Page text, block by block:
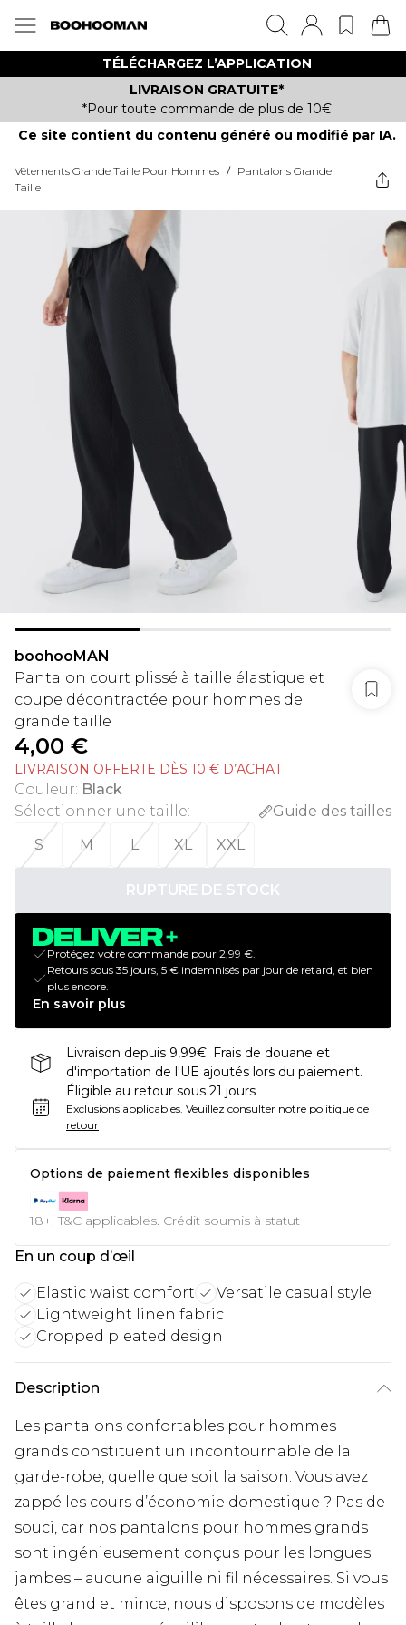
TÉLÉCHARGEZ L’APPLICATION
LIVRAISON GRATUITE*
*Pour toute commande de plus de 10€
Ce site contient du contenu généré ou modifié par IA.
Vêtements Grande Taille Pour Hommes / Pantalons Grande
Taille
boohooMAN
Pantalon court plissé à taille élastique et
coupe décontractée pour hommes de
grande taille
4,00 €
LIVRAISON OFFERTE DÈS 10 € D’ACHAT
Couleur: Black
Sélectionner une taille:
Guide des tailles
S
M L XL XXL
RUPTURE DE STOCK
Protégez votre commande pour 2,99 €.
Retours sous 35 jours, 5 € indemnisés par jour de retard, et bien
plus encore.
En savoir plus
Livraison depuis 9,99€. Frais de douane et
d'importation de l'UE ajoutés lors du paiement.
Éligible au retour sous 21 jours
Exclusions applicables. Veuillez consulter notre politique de
retour
Options de paiement flexibles disponibles
18+, T&C applicables. Crédit soumis à statut
En un coup d’œil
Elastic waist comfort
Versatile casual style
Lightweight linen fabric
Cropped pleated design
Description
Les pantalons confortables pour hommes
grands constituent un incontournable de la
garde-robe, quelle que soit la saison. Vous avez
zappé les cours d’économie domestique ? Pas de
souci, car nos pantalons pour hommes grands
sont ingénieusement conçus pour les longues
jambes – aucune aiguille ni fil nécessaires. Si vous
êtes grand et mince, nous disposons de modèles